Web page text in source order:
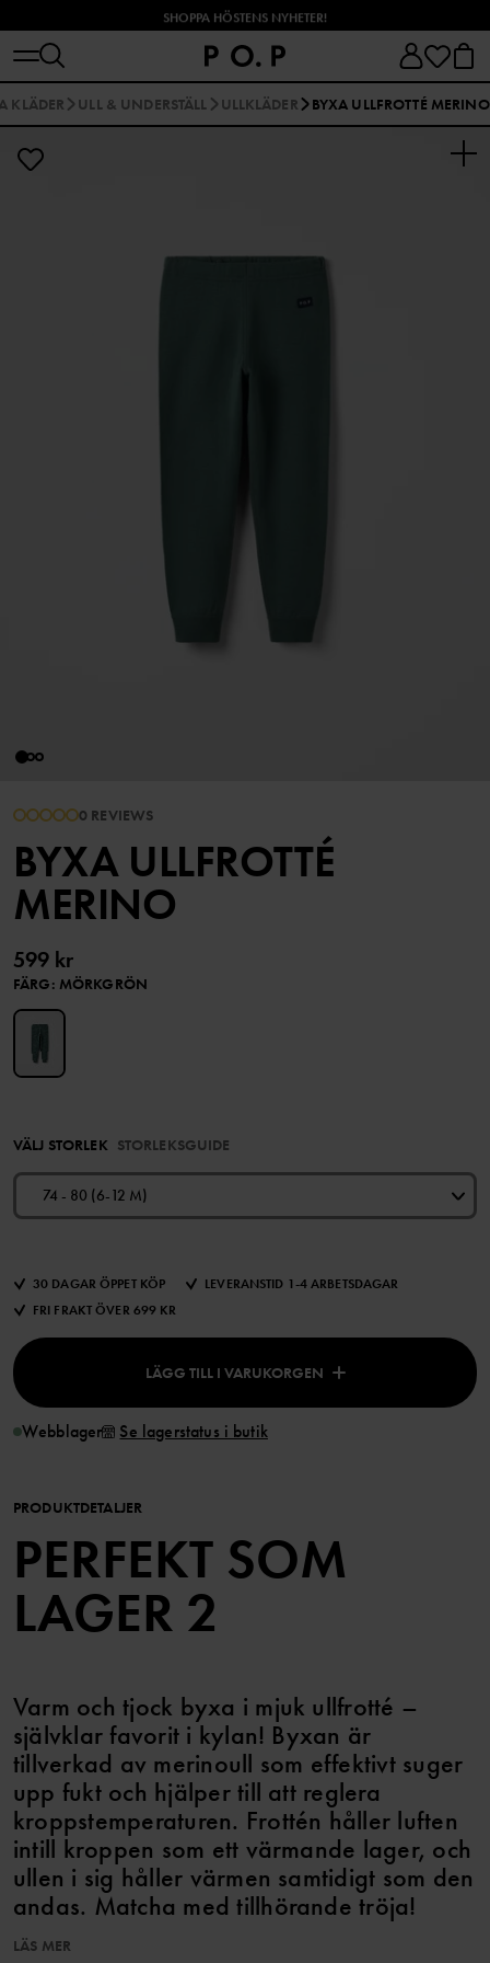
SHOPPA HÖSTENS NYHETER!
KLÄDER ULL & UNDERSTÄLL ULLKLÄDER BYXA ULLFROTTÉ MERINO
0 REVIEWS
BYXA ULLFROTTÉ
MERINO
599 kr
FÄRG: MÖRKGRÖN
VÄLJ STORLEK STORLEKSGUIDE
74 - 80 (6-12 M)
30 DAGAR ÖPPET KÖP
LEVERANSTID 1-4 ARBETSDAGAR
FRI FRAKT ÖVER 699 KR
LÄGG TILL I VARUKORGEN
Webblager Se lagerstatus i butik
PRODUKTDETALJER
PERFEKT SOM
LAGER 2
Varm och tjock byxa i mjuk ullfrotté –
självklar favorit i kylan! Byxan är
tillverkad av merinoull som effektivt suger
upp fukt och hjälper till att reglera
kroppstemperaturen. Frottén håller luften
intill kroppen som ett värmande lager, och
ullen i sig håller värmen samtidigt som den
andas. Matcha med tillhörande tröja!
LÄS MER